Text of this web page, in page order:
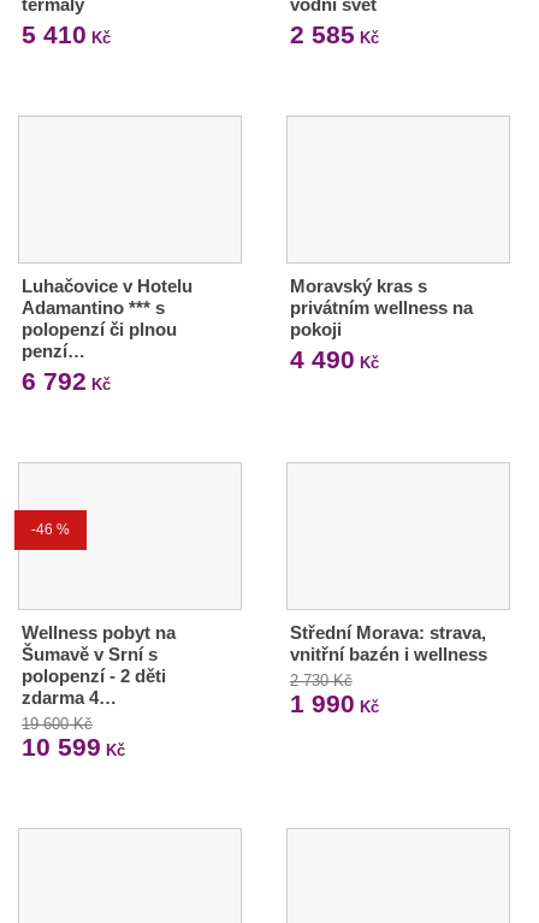
5 410 Kč 2 585 Kč
Luhačovice v Hotelu
Adamantino *** s
polopenzí či plnou
penzí…
6 792 Kč
Moravský kras s
privátním wellness na
pokoji
4 490 Kč
-46 %
Wellness pobyt na
Šumavě v Srní s
polopenzí - 2 děti
zdarma 4…
19 600 Kč
10 599 Kč
Střední Morava: strava,
vnitřní bazén i wellness
2 730 Kč
1 990 Kč